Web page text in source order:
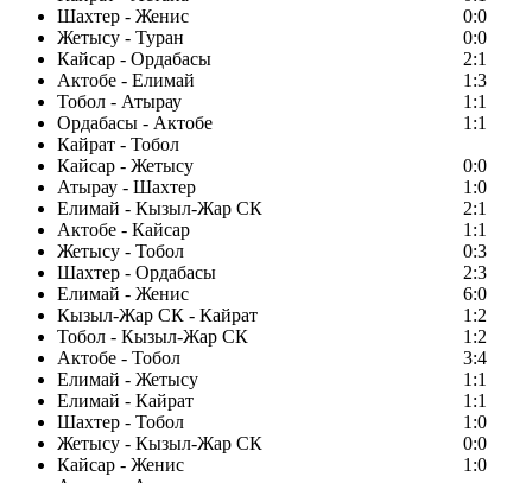
Шахтер - Женис
0:0
Жетысу - Туран
0:0
Кайсар - Ордабасы
2:1
Актобе - Елимай
1:3
Тобол - Атырау
1:1
Ордабасы - Актобе
1:1
Кайрат - Тобол
Кайсар - Жетысу
0:0
Атырау - Шахтер
1:0
Елимай - Кызыл-Жар СК
2:1
Актобе - Кайсар
1:1
Жетысу - Тобол
0:3
Шахтер - Ордабасы
2:3
Елимай - Женис
6:0
Кызыл-Жар СК - Кайрат
1:2
Тобол - Кызыл-Жар СК
1:2
Актобе - Тобол
3:4
Елимай - Жетысу
1:1
Елимай - Кайрат
1:1
Шахтер - Тобол
1:0
Жетысу - Кызыл-Жар СК
0:0
Кайсар - Женис
1:0